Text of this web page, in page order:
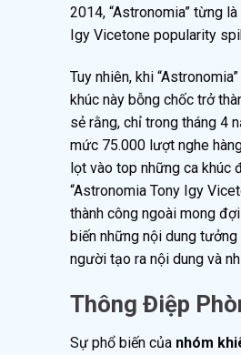
2014, “Astronomia” từng
Igy Vicetone popularity
Tuy nhiên, khi
khúc này bỗng chốc trở
sẻ rằng, chỉ trong tháng 4
mức 75.000 lượt nghe
lọt vào top những ca khúc
“Astronomia Tony Igy
thành công ngoài mong
biến những nội dung
người tạo ra nội dung và
Thông Điệp
Sự phổ biến của nhóm